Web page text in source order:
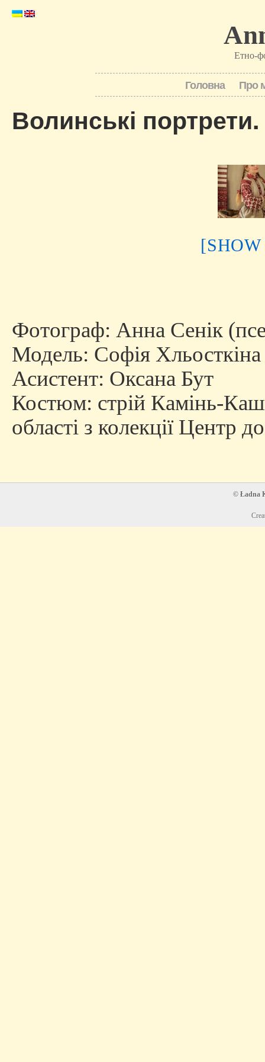
Етно-
Головна Про
Волинські
Фотограф: Анна Сенік
Модель: Софія Хльосткіна
Асистент: Оксана Бут
Костюм: стрій Камінь-
області з колекції Центр
© Ładna